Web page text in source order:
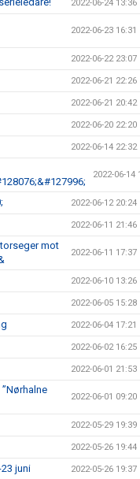
2022-06-24 13:36
2022-06-23 16:31
2022-06-22 23:07
2022-06-21 22:26
2022-06-21 20:42
2022-06-20 22:20
2022-06-14 22:32
2022-06-14
2022-06-12 20:24
2022-06-11 21:46
mot
2022-06-11 17:37
2022-06-10 13:26
2022-06-05 15:28
2022-06-04 17:21
2022-06-02 16:25
2022-06-01 21:53
2022-06-01 09:20
2022-05-29 19:39
2022-05-26 19:44
juni 2022-05-26 19:37